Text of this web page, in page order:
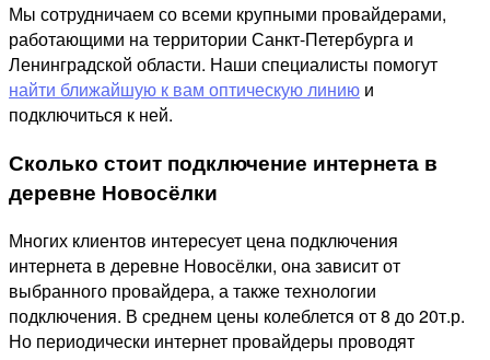
Мы сотрудничаем со всеми крупными провайдерами,
работающими на территории Санкт-Петербурга и
Ленинградской области. Наши специалисты помогут
найти ближайшую к вам оптическую линию и
подключиться к ней.
Сколько стоит подключение интернета в
деревне Новосёлки
Многих клиентов интересует цена подключения
интернета в деревне Новосёлки, она зависит от
выбранного провайдера, а также технологии
подключения. В среднем цены колеблется от 8 до 20т.р.
Но периодически интернет провайдеры проводят